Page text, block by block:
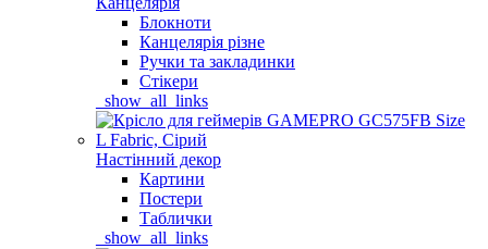
Блокноти
Канцелярія різне
Ручки та закладинки
Стікери
_show_all_links
Настінний декор
Картини
Постери
Таблички
_show_all_links